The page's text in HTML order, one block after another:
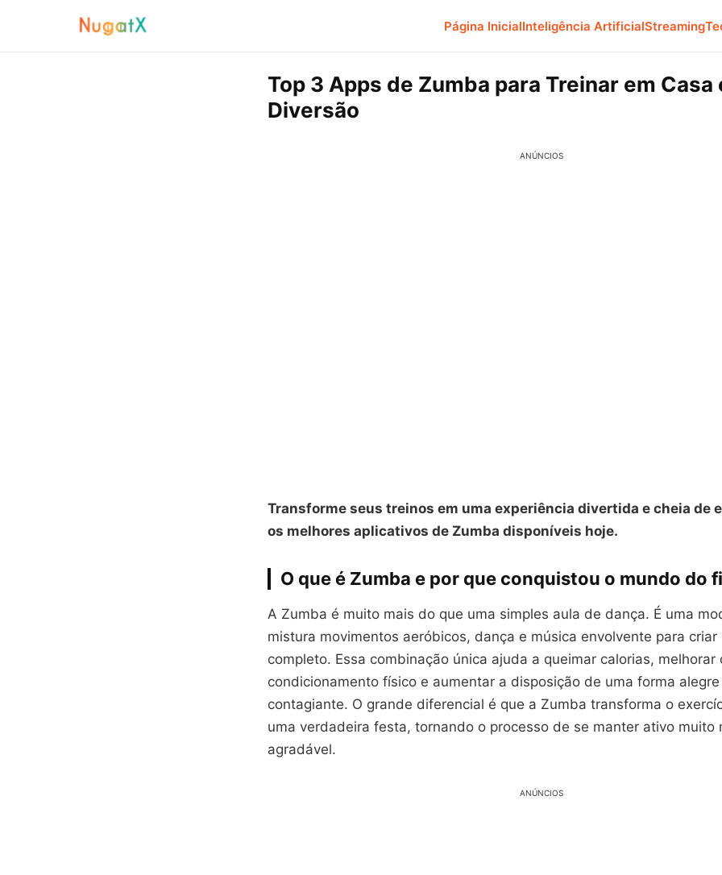
Página InicialInteligência ArtificialStreaming
Top 3 Apps de Zumba para Treinar em Casa
Diversão
ANÚNCIOS
Transforme seus treinos em uma experiência divertida e cheia de
os melhores aplicativos de Zumba disponíveis hoje.
O que é Zumba e por que conquistou o mundo do
A Zumba é muito mais do que uma simples aula de dança. É uma
mistura movimentos aeróbicos, dança e música envolvente para criar
completo. Essa combinação única ajuda a queimar calorias, melhorar
condicionamento físico e aumentar a disposição de uma forma
contagiante. O grande diferencial é que a Zumba transforma o
uma verdadeira festa, tornando o processo de se manter ativo muito
agradável.
ANÚNCIOS